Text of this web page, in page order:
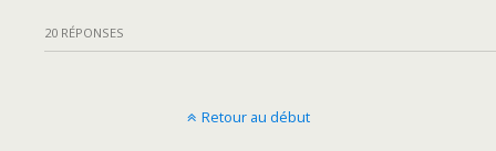
20 RÉPONSES
Retour au début